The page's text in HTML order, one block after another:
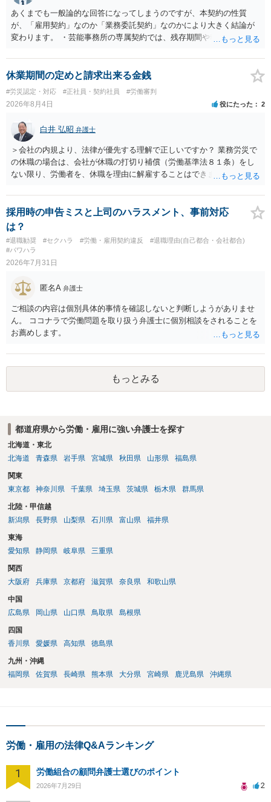
あくまでも一般論的な回答になってしまうのですが、本契約の性質
が、「雇用契約」なのか「業務委託契約」なのかにより大きく結論が
変わります。 ・芸能事務所の専属契約では、残存期間や報酬額、投下
務上よくあるからといって当然に適法という意味ではなく、実際の損
害との対応関係や合理性が重要です。 ・違約金に上限がなくても、常
に有効になるわけではありません。契約が労働契約に近い実態なら労
基法16条で無効となる余地があり、そうでなくても、金額が事務所の
損害と比べて過大なら無効や減額が争点になります。 ・契約前の修正
交渉は一般的です。 交渉の方向としては、上限額を設ける、実損害ベ
ースにする、算定根拠を明確化する、違約金ではなく「合理的な実
費・未回収費用のみ」に限定する、などが典型です。 ・弁護士に契約
前に契約書の内容をレビューしてもらう価値は十分にあると思われま
す。 争点は、契約類型が雇用か業務委託か、実態として労働者性があ
るか、解除事由が双方にどう定められているか、違約金の算定根拠が
合理的か、という複数論点に分かれます。契約前なら、交渉のパワー
バランスの問題もありますが、修正余地があるうえ、後から争うより
コストを抑えやすいので、資料等を持参の上弁護士に確認されること
をお勧めします。 ・事務所側の解除でも、解除理由によってはタレン
ト側に損害賠償が発生する建付けになっていることはあります。ただ
し、事務所側が一方的に解除したのにタレントへ違約金を課す設計
は、合理性や対価性を欠くとして争いやすいです。逆に、タレント側
の重大な契約違反がある場合は、実損害の範囲で請求される可能性は
あります。
休業期間の定めと請求出来る金銭
#労災認定・対応 #正社員・契約社員 #労働審判
2026年8月4日 役にたった 2
白井 弘昭 弁護士
＞会社の内規より、法律が優先する理解で正しいですか？ 業務労災で
の休職の場合は、会社が休職の打切り補償（労働基準法８１条）をし
ない限り、労働者を、休職を理由に解雇することはできません（労働
期間満了による退職は、業務労災への適用はありませんので、ご安心
ください。 仮に会社が打切り補償をせずに解雇した場合は、不当解雇
に当たります。 ＞労災の休業補償と、所得補償保険の保険金とは別
に、受け取れる金銭はありますでしょうか？ 業務労災の場合は、会社
の安全配慮義務違反が認められると解されますので、会社の損害賠償
責任（治療費、通院慰謝料、入院費、入院慰謝料、後遺障害慰謝料、
災での第三者行為傷害（同僚の不注意等による事故）の場合は、当該
第三者の賠償責任も考えられます。 労災で支払われた分は、損害額か
ら控除（損益相殺）されますが、それを超えた部分は、会社もしく
は、第三者から支払ってもらうことになります。 会社等との交渉が必
要になると思います（良い会社でしたら、自ら話してくると思います
の弁護士にご相談ください。 以上、ご参考まで。
採用時の申告ミスと上司のハラスメント、事前対応
は？
#退職勧奨 #セクハラ #労働・雇用契約違反
#退職理由(自己都合・会社都合)
#パワハラ
2026年7月31日
匿名A 弁護士
ご相談の内容は個別具体的事情を確認しないと判断しようがありませ
ん。 ココナラで労働問題を取り扱う弁護士に個別相談をされることを
お薦めします。
もっとみる
都道府県から労働・雇用に強い弁護士を探す
北海道・東北
北海道
青森県 岩手県 宮城県 秋田県 山形県 福島県
関東
東京都
神奈川県 千葉県 埼玉県 茨城県 栃木県 群馬県
北陸・甲信越
新潟県
長野県 山梨県 石川県 富山県 福井県
東海
愛知県
静岡県 岐阜県 三重県
関西
大阪府
兵庫県 京都府 滋賀県 奈良県 和歌山県
中国
広島県
岡山県 山口県 鳥取県 島根県
四国
香川県
愛媛県 高知県 徳島県
九州・沖縄
福岡県
佐賀県 長崎県 熊本県 大分県 宮崎県 鹿児島県 沖縄県
労働・雇用の法律Q&Aランキング
1 労働組合の顧問弁護士選びのポイント
2026年7月29日 2